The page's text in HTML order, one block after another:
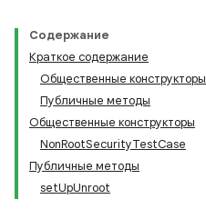
Содержание
Краткое содержание
Общественные конструкторы
Публичные методы
Общественные конструкторы
NonRootSecurityTestCase
Публичные методы
setUpUnroot